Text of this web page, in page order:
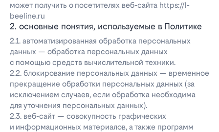
может получить о посетителях веб-сайта https://l-
beeline.ru
2. основные понятия, используемые в Политике
2.1. автоматизированная обработка персональных
данных — обработка персональных данных
с помощью средств вычислительной техники.
2.2. блокирование персональных данных — временное
прекращение обработки персональных данных (за
исключением случаев, если обработка необходима
для уточнения персональных данных).
2.3. веб-сайт — совокупность графических
и информационных материалов, а также программ